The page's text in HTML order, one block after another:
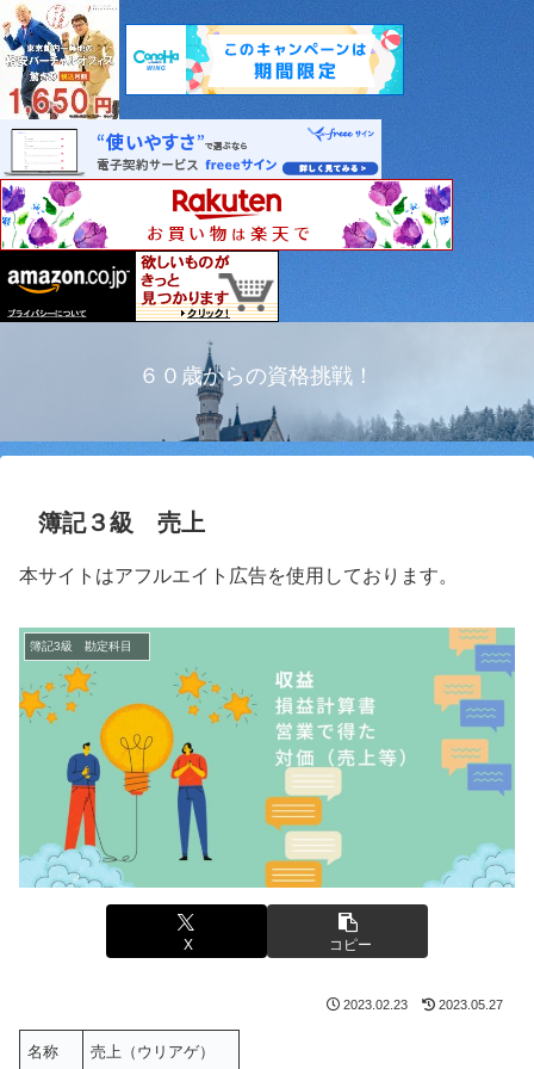
６０歳からの資格挑戦！
簿記３級 売上
本サイトはアフルエイト広告を使用しております。
簿記3級 勘定科目
X コピー
2023.02.23 2023.05.27
名称 売上（ウリアゲ）